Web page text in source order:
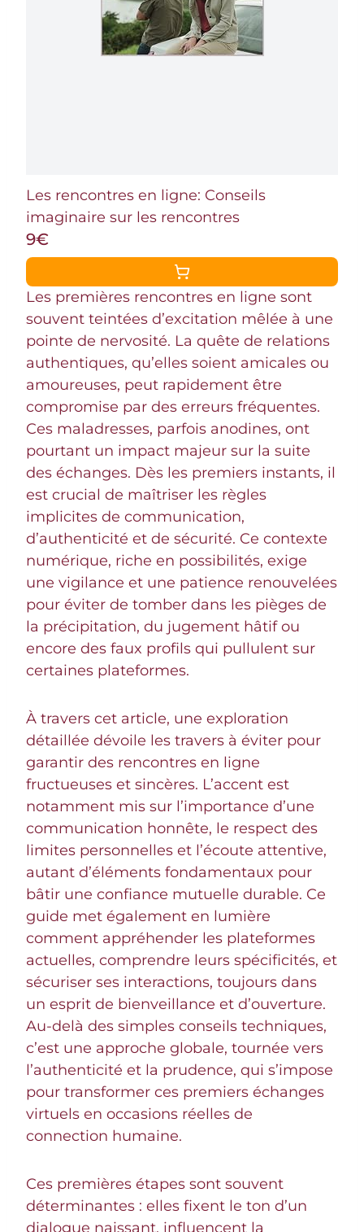
Les rencontres en ligne: Conseils
imaginaire sur les rencontres
9€
Les premières rencontres en ligne sont
souvent teintées d’excitation mêlée à une
pointe de nervosité. La quête de relations
authentiques, qu’elles soient amicales ou
amoureuses, peut rapidement être
compromise par des erreurs fréquentes.
Ces maladresses, parfois anodines, ont
pourtant un impact majeur sur la suite
des échanges. Dès les premiers instants, il
est crucial de maîtriser les règles
implicites de communication,
d’authenticité et de sécurité. Ce contexte
numérique, riche en possibilités, exige
une vigilance et une patience renouvelées
pour éviter de tomber dans les pièges de
la précipitation, du jugement hâtif ou
encore des faux profils qui pullulent sur
certaines plateformes.
À travers cet article, une exploration
détaillée dévoile les travers à éviter pour
garantir des rencontres en ligne
fructueuses et sincères. L’accent est
notamment mis sur l’importance d’une
communication honnête, le respect des
limites personnelles et l’écoute attentive,
autant d’éléments fondamentaux pour
bâtir une confiance mutuelle durable. Ce
guide met également en lumière
comment appréhender les plateformes
actuelles, comprendre leurs spécificités, et
sécuriser ses interactions, toujours dans
un esprit de bienveillance et d’ouverture.
Au-delà des simples conseils techniques,
c’est une approche globale, tournée vers
l’authenticité et la prudence, qui s’impose
pour transformer ces premiers échanges
virtuels en occasions réelles de
connection humaine.
Ces premières étapes sont souvent
déterminantes : elles fixent le ton d’un
dialogue naissant, influencent la